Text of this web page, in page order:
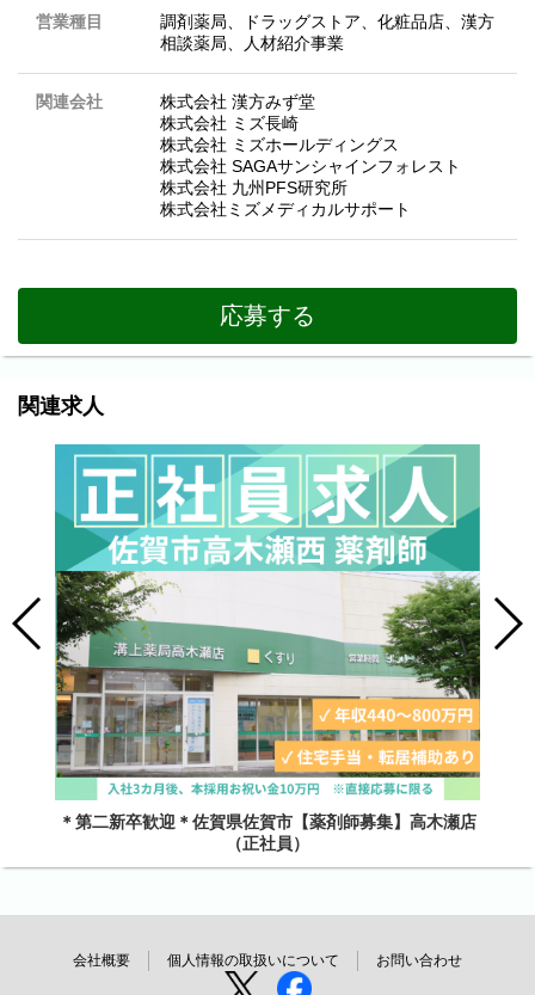
営業種目
調剤薬局、ドラッグストア、化粧品店、漢方
相談薬局、人材紹介事業
関連会社
株式会社 漢方みず堂
株式会社 ミズ長崎
株式会社 ミズホールディングス
株式会社 SAGAサンシャインフォレスト
株式会社 九州PFS研究所
株式会社ミズメディカルサポート
応募する
関連求人
＊第二新卒歓迎＊佐賀県佐賀市【薬剤師募集】高木瀬店
（正社員）
会社概要 個人情報の取扱いについて お問い合わせ